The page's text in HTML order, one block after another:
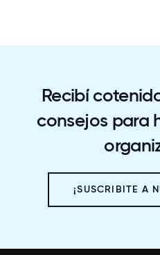
Recibí
consejos para
¡SUSCRIBITE A